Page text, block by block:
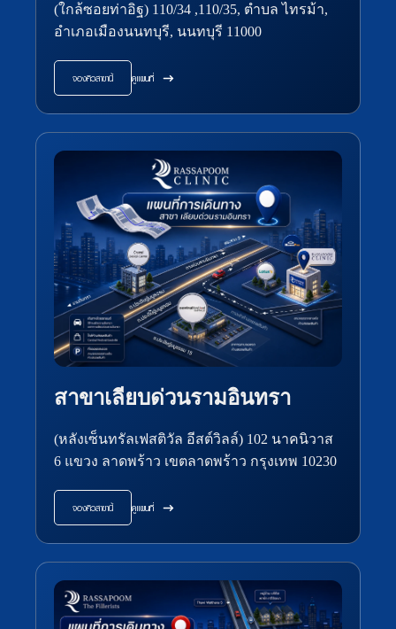
(ใกล้ซอยท่าอิฐ) 110/34 ,110/35, ตำบล ไทรม้า,
อำเภอเมืองนนทบุรี, นนทบุรี 11000
จองคิวสาขานี้ ดูแผนที่
สาขาเลียบด่วนรามอินทรา
(หลังเซ็นทรัลเฟสติวัล อีสต์วิลล์) 102 นาคนิวาส
6 แขวง ลาดพร้าว เขตลาดพร้าว กรุงเทพ 10230
จองคิวสาขานี้ ดูแผนที่